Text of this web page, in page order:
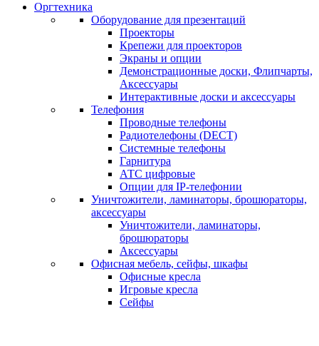
Оргтехника
Оборудование для презентаций
Проекторы
Крепежи для проекторов
Экраны и опции
Демонстрационные доски, Флипчарты,
Аксессуары
Интерактивные доски и аксессуары
Телефония
Проводные телефоны
Радиотелефоны (DECT)
Системные телефоны
Гарнитура
АТС цифровые
Опции для IP-телефонии
Уничтожители, ламинаторы, брошюраторы,
аксессуары
Уничтожители, ламинаторы,
брошюраторы
Аксессуары
Офисная мебель, сейфы, шкафы
Офисные кресла
Игровые кресла
Сейфы